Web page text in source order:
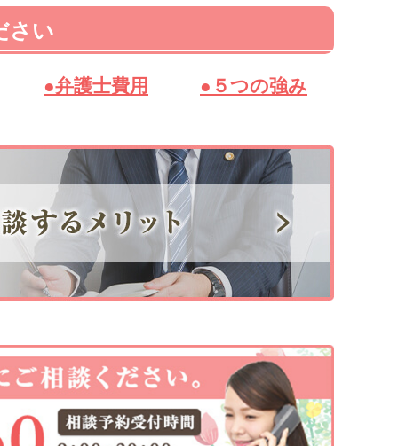
さい
●弁護士費用 ●５つの強み